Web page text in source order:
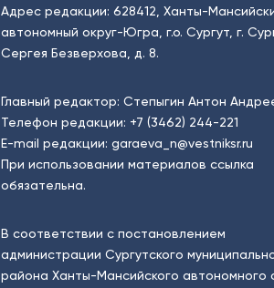
Адрес редакции: 628412, Ханты-
автономный округ-Югра, г.о. Сургут, г.
Сергея Безверхова, д. 8.
Главный редактор: Степыгин Антон
Телефон редакции: +7 (3462) 244-221
E-mail редакции: garaeva_n@vestniksr.ru
При использовании материалов ссылка
обязательна.
В соответствии с постановлением
администрации Сургутского
района Ханты-Мансийского автономного